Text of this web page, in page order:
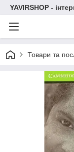
YAVIRSHOP -
Товари та